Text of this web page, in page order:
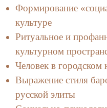
Формирование
культуре
Ритуальное и
культурном
Человек в городском
Выражение стиля
русской элиты